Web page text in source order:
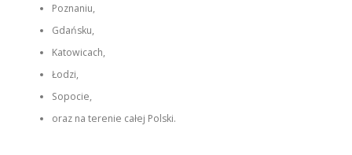
Poznaniu,
Gdańsku,
Katowicach,
Łodzi,
Sopocie,
oraz na terenie całej Polski.